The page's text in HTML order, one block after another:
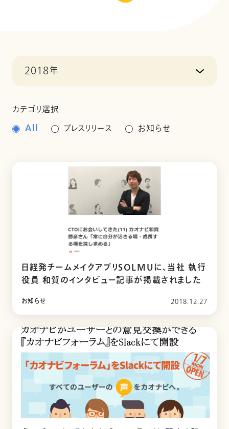
2018年
カテゴリ選択
All プレスリリース お知らせ
日経発チームメイクアプリSOLMUに、当社 執行
役員 和賀のインタビュー記事が掲載されました
お知らせ 2018.12.27